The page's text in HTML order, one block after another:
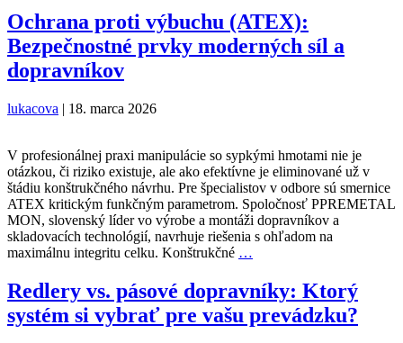
Rozšírenie
skladového
hospodárstva
pre
TRANSPED
Čiernej
Ochrana proti výbuchu (ATEX):
Bezpečnostné prvky moderných síl a
dopravníkov
lukacova | 18. marca 2026
V profesionálnej praxi manipulácie so sypkými hmotami nie je
otázkou, či riziko existuje, ale ako efektívne je eliminované už v
štádiu konštrukčného návrhu. Pre špecialistov v odbore sú smernice
ATEX kritickým funkčným parametrom. Spoločnosť PPREMETAL
MON, slovenský líder vo výrobe a montáži dopravníkov a
skladovacích technológií, navrhuje riešenia s ohľadom na
maximálnu integritu celku. Konštrukčné …
výbuchu
(ATEX):
Bezpečnostné
Redlery vs. pásové dopravníky: Ktorý
systém si vybrať pre vašu prevádzku?